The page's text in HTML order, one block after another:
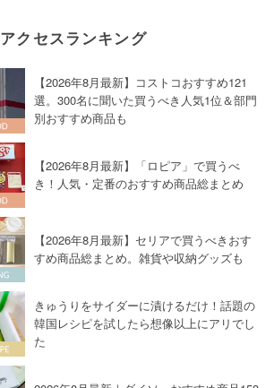
アクセスランキング
【2026年8月最新】コストコおすすめ121
選。300名に聞いた買うべき人気1位＆部門
別おすすめ商品も
【2026年8月最新】「ロピア」で買うべ
き！人気・定番のおすすめ商品総まとめ
【2026年8月最新】セリアで買うべきおす
すめ商品総まとめ。雑貨や収納グッズも
きゅうりをサイダーに漬けるだけ！話題の
韓国レシピを試したら想像以上にアリでし
た